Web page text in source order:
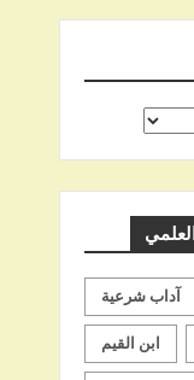
آداب شرعية
ابن القيم